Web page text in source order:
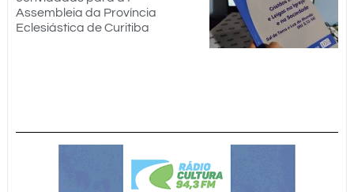
Assembleia da Província
Eclesiástica de Curitiba